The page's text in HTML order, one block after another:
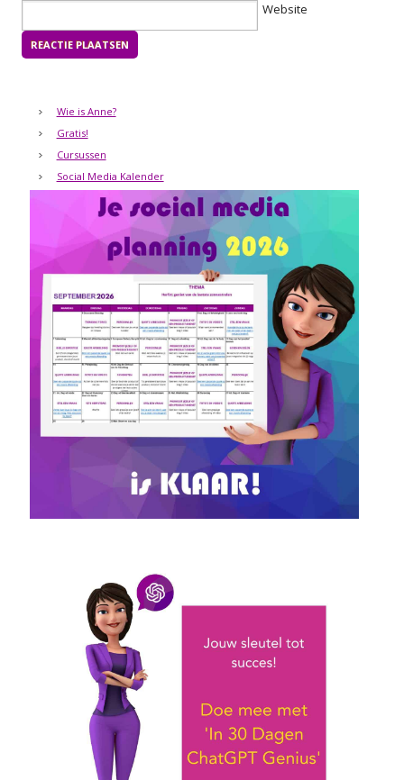
Website
Wie is Anne?
Gratis!
Cursussen
Social Media Kalender